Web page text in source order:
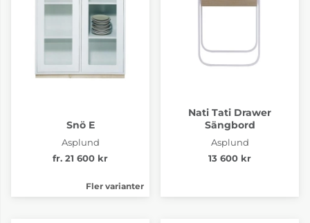
Snö E
Asplund
fr. 21 600 kr
Fler varianter
Nati Tati Drawer
Sängbord
Asplund
13 600 kr